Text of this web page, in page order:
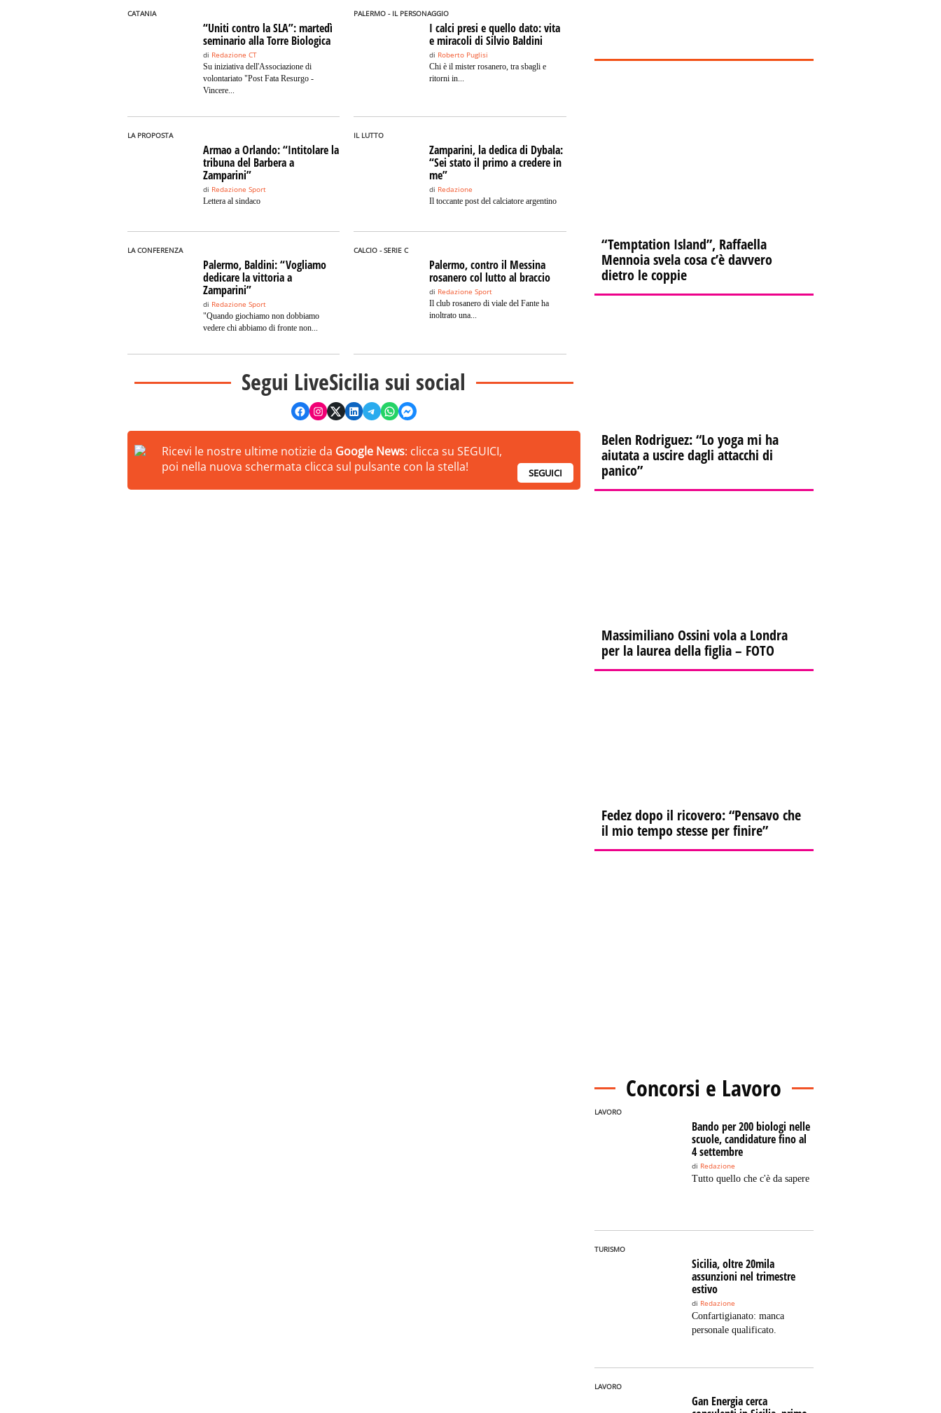
CATANIA
“Uniti contro la SLA”: martedì
seminario alla Torre Biologica
di Redazione CT
Su iniziativa dell'Associazione di
volontariato "Post Fata Resurgo -
Vincere...
PALERMO - IL PERSONAGGIO
I calci presi e quello dato: vita
e miracoli di Silvio Baldini
di Roberto Puglisi
Chi è il mister rosanero, tra sbagli e
ritorni in...
LA PROPOSTA
Armao a Orlando: “Intitolare la
tribuna del Barbera a
Zamparini”
di Redazione Sport
Lettera al sindaco
IL LUTTO
Zamparini, la dedica di Dybala:
“Sei stato il primo a credere in
me”
di Redazione
Il toccante post del calciatore argentino
LA CONFERENZA
Palermo, Baldini: “Vogliamo
dedicare la vittoria a
Zamparini”
di Redazione Sport
"Quando giochiamo non dobbiamo
vedere chi abbiamo di fronte non...
CALCIO - SERIE C
Palermo, contro il Messina
rosanero col lutto al braccio
di Redazione Sport
Il club rosanero di viale del Fante ha
inoltrato una...
Segui LiveSicilia sui social
Ricevi le nostre ultime notizie da Google News: clicca su SEGUICI,
poi nella nuova schermata clicca sul pulsante con la stella!
SEGUICI
“Temptation Island”, Raffaella
Mennoia svela cosa c’è davvero
dietro le coppie
Belen Rodriguez: “Lo yoga mi ha
aiutata a uscire dagli attacchi di
panico”
Massimiliano Ossini vola a Londra
per la laurea della figlia – FOTO
Fedez dopo il ricovero: “Pensavo che
il mio tempo stesse per finire”
Concorsi e Lavoro
LAVORO
Bando per 200 biologi nelle
scuole, candidature fino al
4 settembre
di Redazione
Tutto quello che c'è da sapere
TURISMO
Sicilia, oltre 20mila
assunzioni nel trimestre
estivo
di Redazione
Confartigianato: manca
personale qualificato.
LAVORO
Gan Energia cerca